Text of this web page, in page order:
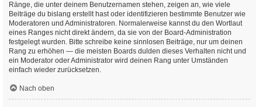
Ränge, die unter deinem Benutzernamen stehen, zeigen an, wie viele
Beiträge du bislang erstellt hast oder identifizieren bestimmte Benutzer wie
Moderatoren und Administratoren. Normalerweise kannst du den Wortlaut
eines Ranges nicht direkt ändern, da sie von der Board-Administration
festgelegt wurden. Bitte schreibe keine sinnlosen Beiträge, nur um deinen
Rang zu erhöhen — die meisten Boards dulden dieses Verhalten nicht und
ein Moderator oder Administrator wird deinen Rang unter Umständen
einfach wieder zurücksetzen.
Nach oben